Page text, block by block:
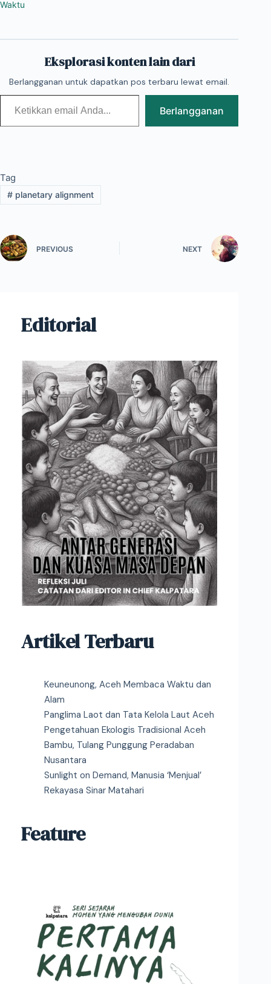
Waktu
Eksplorasi konten lain dari
Berlangganan untuk dapatkan pos terbaru lewat email.
Ketikkan email Anda...
Berlangganan
Tag
#planetary alignment
PREVIOUS NEXT
Editorial
Artikel Terbaru
Keuneunong, Aceh Membaca Waktu dan
Alam
Panglima Laot dan Tata Kelola Laut Aceh
Pengetahuan Ekologis Tradisional Aceh
Bambu, Tulang Punggung Peradaban
Nusantara
Sunlight on Demand, Manusia ‘Menjual’
Rekayasa Sinar Matahari
Feature